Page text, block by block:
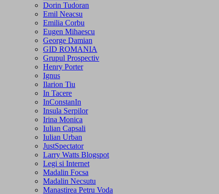
Dorin Tudoran
Emil Neacsu
Emilia Corbu
Eugen Mihaescu
George Damian
GID ROMANIA
Grupul Prospectiv
Henry Porter
Ignus
Ilarion Tiu
In Tacere
InConstanIn
Insula Serpilor
Irina Monica
Iulian Capsali
Iulian Urban
JustSpectator
Larry Watts Blogspot
Legi si Internet
Madalin Focsa
Madalin Necsutu
Manastirea Petru Voda